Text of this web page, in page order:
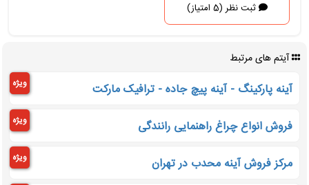
ثبت نظر (5 امتیاز)
آیتم های مرتبط
آینه پارکینگ - آینه پیچ جاده - ترافیک مارکت ویژه
فروش انواع چراغ راهنمایی رانندگی ویژه
مرکز فروش آینه محدب در تهران ویژه